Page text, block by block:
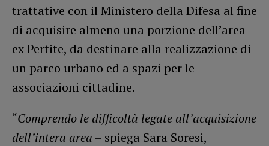
trattative con il Ministero della Difesa al fine
di acquisire almeno una porzione dell’area
ex Pertite, da destinare alla realizzazione di
un parco urbano ed a spazi per le
associazioni cittadine.
“Comprendo le difficoltà legate all’acquisizione
dell’intera area – spiega Sara Soresi,